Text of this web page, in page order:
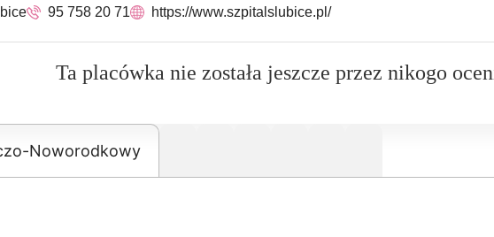
95 758 20 71
https://www.szpitalslubice.pl/
Ta placówka nie została jeszcze przez nikogo
Noworodkowy